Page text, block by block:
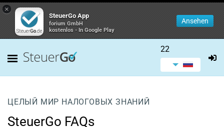
×
SteuerGo App
forium GmbH
kostenlos - In Google Play
Ansehen
22
ЦЕЛЫЙ МИР НАЛОГОВЫХ ЗНАНИЙ
SteuerGo FAQs